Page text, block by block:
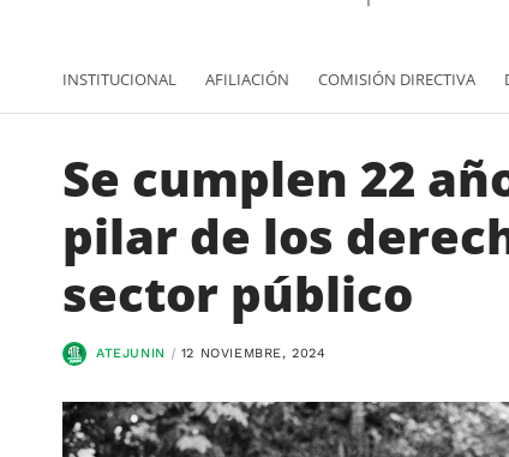
INSTITUCIONAL AFILIACIÓN COMISIÓN DIRECTIVA
Se cumplen 22
pilar de los
sector público
ATEJUNIN 12 NOVIEMBRE, 2024